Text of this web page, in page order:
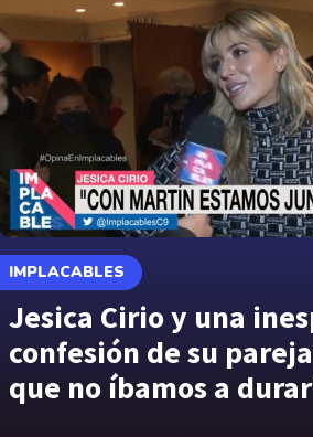
IMPLACABLES
Jesica Cirio y una
confesión de su
que no íbamos a